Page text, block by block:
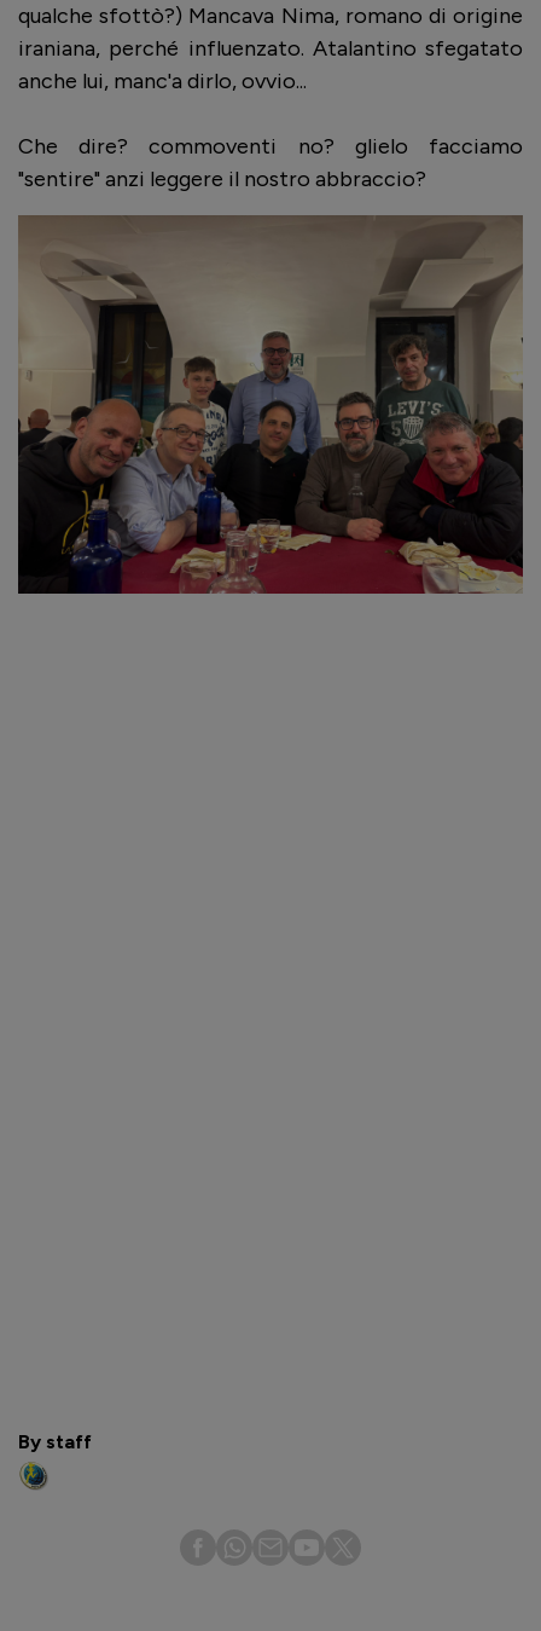
qualche sfottò?) Mancava Nima, romano di origine
iraniana, perché influenzato. Atalantino sfegatato
anche lui, manc'a dirlo, ovvio...
Che dire? commoventi no? glielo facciamo
"sentire" anzi leggere il nostro abbraccio?
By staff